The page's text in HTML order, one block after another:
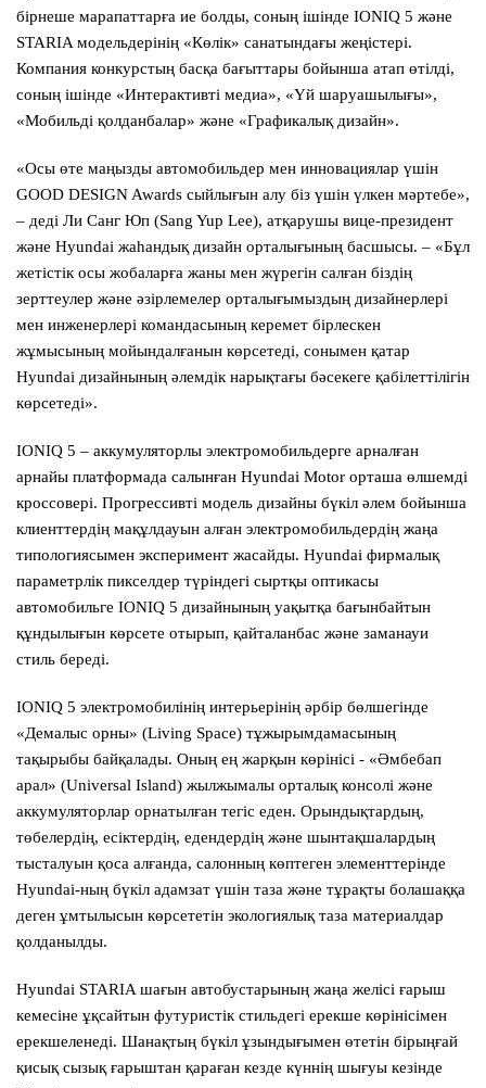
бірнеше марапаттарға ие болды, соның ішінде IONIQ 5 және
STARIA модельдерінің «Көлік» санатындағы жеңістері.
Компания конкурстың басқа бағыттары бойынша атап өтілді,
соның ішінде «Интерактивті медиа», «Үй шаруашылығы»,
«Мобильді қолданбалар» және «Графикалық дизайн».
«Осы өте маңызды автомобильдер мен инновациялар үшін
GOOD DESIGN Awards сыйлығын алу біз үшін үлкен мәртебе»,
– деді Ли Санг Юп (Sang Yup Lee), атқарушы вице-президент
және Hyundai жаһандық дизайн орталығының басшысы. – «Бұл
жетістік осы жобаларға жаны мен жүрегін салған біздің
зерттеулер және әзірлемелер орталығымыздың дизайнерлері
мен инженерлері командасының керемет бірлескен
жұмысының мойындалғанын көрсетеді, сонымен қатар
Hyundai дизайнының әлемдік нарықтағы бәсекеге қабілеттілігін
көрсетеді».
IONIQ 5 – аккумуляторлы электромобильдерге арналған
арнайы платформада салынған Hyundai Motor орташа өлшемді
кроссовері. Прогрессивті модель дизайны бүкіл әлем бойынша
клиенттердің мақұлдауын алған электромобильдердің жаңа
типологиясымен эксперимент жасайды. Hyundai фирмалық
параметрлік пикселдер түріндегі сыртқы оптикасы
автомобильге IONIQ 5 дизайнының уақытқа бағынбайтын
құндылығын көрсете отырып, қайталанбас және заманауи
стиль береді.
IONIQ 5 электромобилінің интерьерінің әрбір бөлшегінде
«Демалыс орны» (Living Space) тұжырымдамасының
тақырыбы байқалады. Оның ең жарқын көрінісі - «Әмбебап
арал» (Universal Island) жылжымалы орталық консолі және
аккумуляторлар орнатылған тегіс еден. Орындықтардың,
төбелердің, есіктердің, едендердің және шынтақшалардың
тысталуын қоса алғанда, салонның көптеген элементтерінде
Hyundai-ның бүкіл адамзат үшін таза және тұрақты болашаққа
деген ұмтылысын көрсететін экологиялық таза материалдар
қолданылды.
Hyundai STARIA шағын автобустарының жаңа желісі ғарыш
кемесіне ұқсайтын футуристік стильдегі ерекше көрінісімен
ерекшеленеді. Шанақтың бүкіл ұзындығымен өтетін бірыңғай
қисық сызық ғарыштан қараған кезде күннің шығуы кезінде